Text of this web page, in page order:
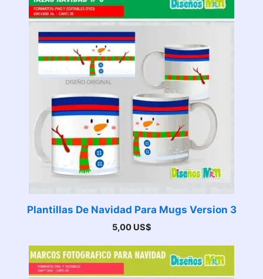
Plantillas De Navidad Para Mugs Version 3
5,00 US$